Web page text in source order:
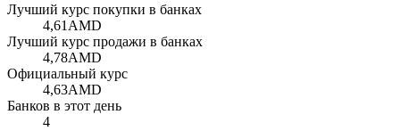
Лучший курс покупки в банках
4,61 AMD
Лучший курс продажи в банках
4,78AMD
Официальный курс
4,63AMD
Банков в этот день
4